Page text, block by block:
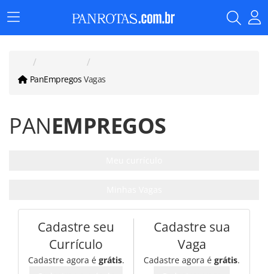
Menu
Principal
PanEmpregos Vagas
PANEMPREGOS
Cadastre seu
Currículo
Cadastre agora é grátis.
Cadastre sua
Vaga
Cadastre agora é grátis.